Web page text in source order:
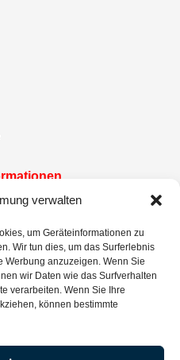
verwalten
um Geräteinformationen zu
Wir tun dies, um das Surferlebnis
Werbung anzuzeigen. Wenn Sie
wir Daten wie das Surfverhalten
verarbeiten. Wenn Sie Ihre
können bestimmte
und Neuigkeiten